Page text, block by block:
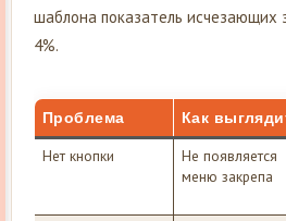
шаблона показатель исчезающих
4%.
Проблема Как
Нет кнопки
Не появляется
меню закрепа